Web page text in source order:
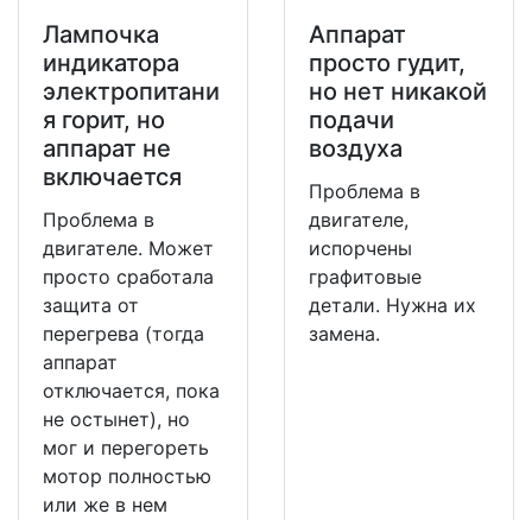
Лампочка
индикатора
электропитани
я горит, но
аппарат не
включается
Проблема в
двигателе. Может
просто сработала
защита от
перегрева (тогда
аппарат
отключается, пока
не остынет), но
мог и перегореть
мотор полностью
или же в нем
Аппарат
просто гудит,
но нет никакой
подачи
воздуха
Проблема в
двигателе,
испорчены
графитовые
детали. Нужна их
замена.